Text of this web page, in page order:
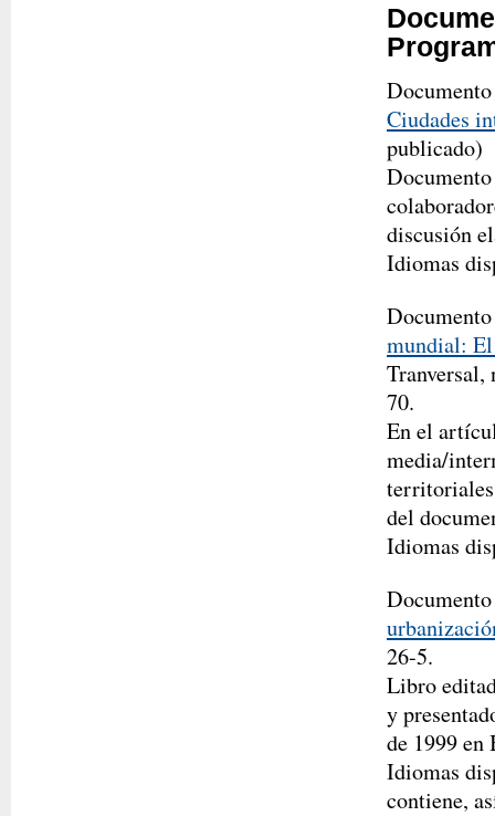
Ciudades
publicado)
discusión
Idiomas
mundial:
70.
En el
media/
territoriales
del
Idiomas
26-5.
Libro
y
de 1999
Idiomas
contiene,